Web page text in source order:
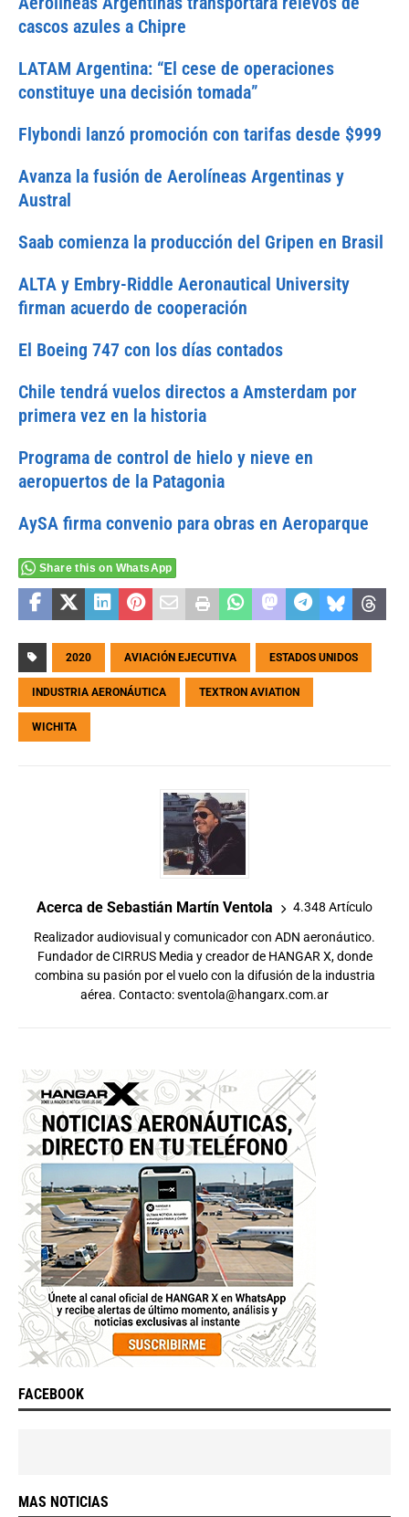
cascos azules a Chipre
LATAM Argentina: “El cese de operaciones
constituye una decisión tomada”
Flybondi lanzó promoción con tarifas desde $999
Avanza la fusión de Aerolíneas Argentinas y
Austral
Saab comienza la producción del Gripen en Brasil
ALTA y Embry-Riddle Aeronautical University
firman acuerdo de cooperación
El Boeing 747 con los días contados
Chile tendrá vuelos directos a Amsterdam por
primera vez en la historia
Programa de control de hielo y nieve en
aeropuertos de la Patagonia
AySA firma convenio para obras en Aeroparque
Share this on WhatsApp
2020 AVIACIÓN EJECUTIVA ESTADOS UNIDOS
INDUSTRIA AERONÁUTICA TEXTRON AVIATION
WICHITA
Acerca de Sebastián Martín Ventola 4.348 Artículo
Realizador audiovisual y comunicador con ADN aeronáutico.
Fundador de CIRRUS Media y creador de HANGAR X, donde
combina su pasión por el vuelo con la difusión de la industria
aérea. Contacto:sventola@hangarx.com.ar
FACEBOOK
MAS NOTICIAS